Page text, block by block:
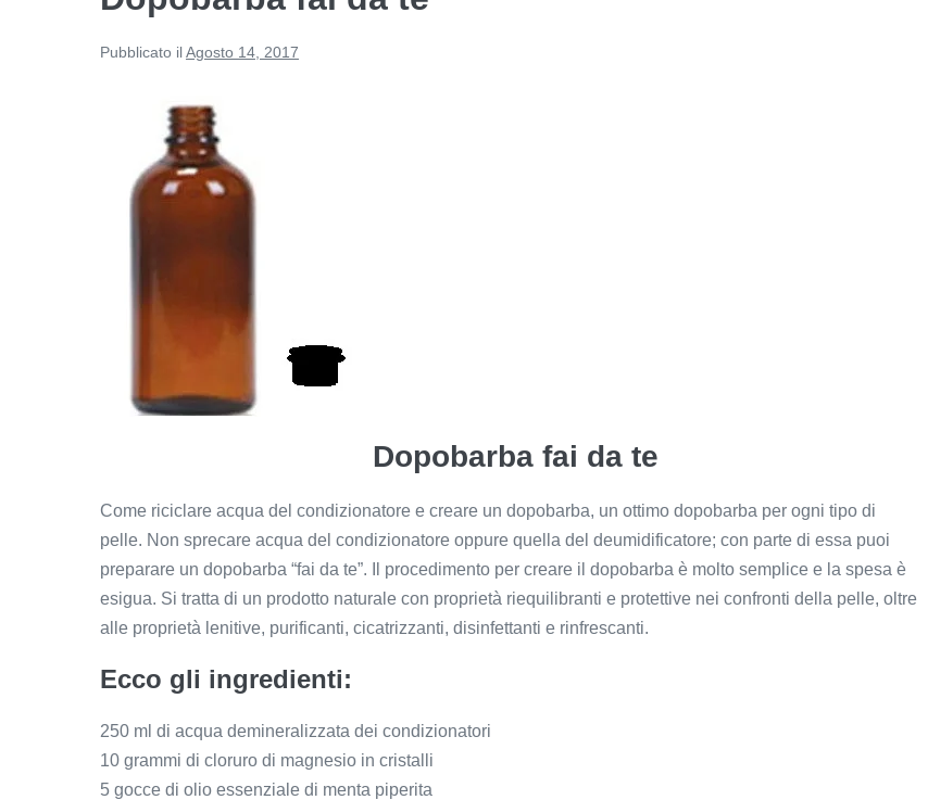
Pubblicato ilAgosto 14, 2017
Dopobarba fai da te
Come riciclare acqua del condizionatore e creare un dopobarba, un ottimo dopobarba per ogni tipo di
pelle. Non sprecare acqua del condizionatore oppure quella del deumidificatore; con parte di essa puoi
preparare un dopobarba “fai da te”. Il procedimento per creare il dopobarba è molto semplice e la spesa è
esigua. Si tratta di un prodotto naturale con proprietà riequilibranti e protettive nei confronti della pelle, oltre
alle proprietà lenitive, purificanti, cicatrizzanti, disinfettanti e rinfrescanti.
Ecco gli ingredienti:
250 ml di acqua demineralizzata dei condizionatori
10 grammi di cloruro di magnesio in cristalli
5 gocce di olio essenziale di menta piperita